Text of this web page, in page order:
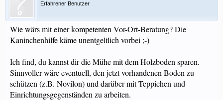
Erfahrener Benutzer
Wie wärs mit einer kompetenten Vor-Ort-Beratung? Die
Kaninchenhilfe käme unentgeltlich vorbei ;-)
Ich find, du kannst dir die Mühe mit dem Holzboden sparen.
Sinnvoller wäre eventuell, den jetzt vorhandenen Boden zu
schützen (z.B. Novilon) und darüber mit Teppichen und
Einrichtungsgegenständen zu arbeiten.